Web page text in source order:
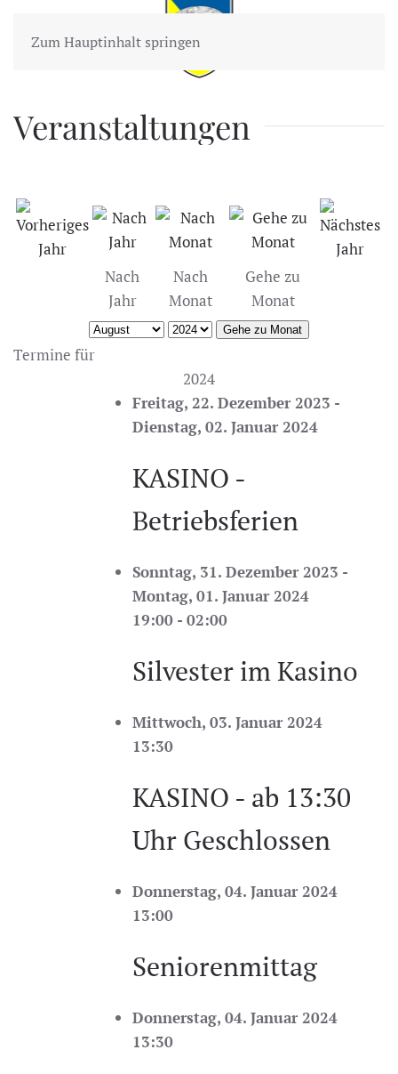
Zum Hauptinhalt springen
Veranstaltungen
Nach
Jahr
Nach
Monat
Gehe zu
Monat
Gehe zu Monat
Termine für
2024
Freitag, 22. Dezember 2023 -
Dienstag, 02. Januar 2024
KASINO -
Betriebsferien
Sonntag, 31. Dezember 2023 -
Montag, 01. Januar 2024
19:00 - 02:00
Silvester im Kasino
Mittwoch, 03. Januar 2024
13:30
KASINO - ab 13:30
Uhr Geschlossen
Donnerstag, 04. Januar 2024
13:00
Seniorenmittag
Donnerstag, 04. Januar 2024
13:30